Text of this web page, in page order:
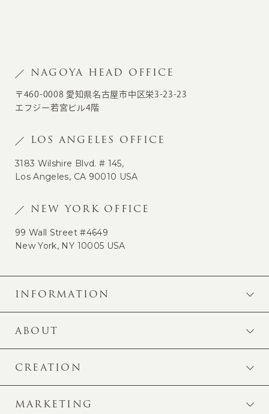
NAGOYA HEAD OFFICE
〒460-0008 愛知県名古屋市中区栄3-23-23
エフジー若宮ビル4階
LOS ANGELES OFFICE
3183 Wilshire Blvd. # 145,
Los Angeles, CA 90010 USA
NEW YORK OFFICE
99 Wall Street #4649
New York, NY 10005 USA
INFORMATION
ABOUT
CREATION
MARKETING